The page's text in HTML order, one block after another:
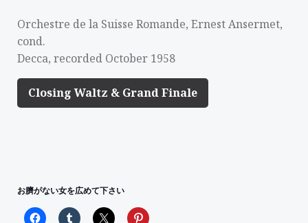
Orchestre de la Suisse Romande, Ernest Ansermet,
cond.
Decca, recorded October 1958
Closing Waltz & Grand Finale
お臍がない女を広めて下さい